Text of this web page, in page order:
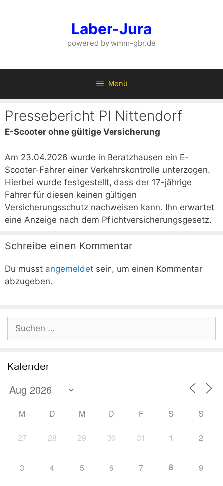
Laber-Jura
powered by wmm-gbr.de
Menü
Pressebericht PI Nittendorf
E-Scooter ohne gültige Versicherung
Am 23.04.2026 wurde in Beratzhausen ein E-
Scooter-Fahrer einer Verkehrskontrolle unterzogen.
Hierbei wurde festgestellt, dass der 17-jährige
Fahrer für diesen keinen gültigen
Versicherungsschutz nachweisen kann. Ihn erwartet
eine Anzeige nach dem Pflichtversicherungsgesetz.
Schreibe einen Kommentar
Du musst angemeldet sein, um einen Kommentar
abzugeben.
Suchen
nach:
Kalender
M D M D F S S
27 28 29 30 31 1 2
3 4 5 6 7 8 9